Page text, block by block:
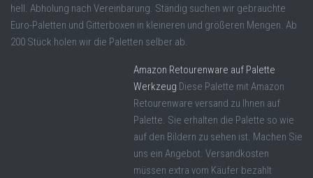
hell. Abholung nach Vereinbarung. Ständig suchen wir gebrauchte
Euro-Paletten und Gitterboxen in kleineren und größeren Mengen. Ab
200 Stück holen wir die Paletten selber ab.
Amazon Retourenware auf Palette
Werkzeug Diese Palette mit Amazon
Retourenware versand zu Ihnen auf
Palette. Sie erhalten die Palette so wie
auf den Bildern zu sehen ist. Machen Sie
uns ein Angebot. Versandkosten
müssen extra vom Käufer bezahlt